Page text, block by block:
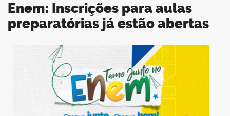
portal
Enem: Inscrições para aulas
preparatórias já estão abertas